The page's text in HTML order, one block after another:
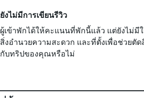
ยังไม่มีการเขียนรีวิว
ผู้เข้าพักได้ให้คะแนนที่พักนี้แล้ว แต่ยังไม่มี
สิ่งอำนวยความสะดวก และที่ตั้งเพื่อช่วยตั
กับทริปของคุณหรือไม่